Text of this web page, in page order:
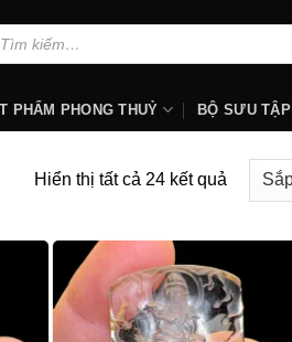
PHẨM PHONG THUỶ BỘ SƯU TẬP
Hiển thị tất cả 24 kết quảĐã
sắp
mới
nhất